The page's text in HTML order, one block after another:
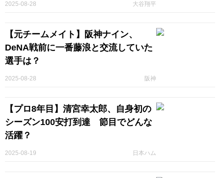
大谷翔平
2025-08-28
【元チームメイト】阪神ナイン、
DeNA戦前に一番藤浪と交流していた
選手は？
阪神
2025-08-28
【プロ8年目】清宮幸太郎、自身初の
シーズン100安打到達 節目でどんな
活躍？
日本ハム
2025-08-19